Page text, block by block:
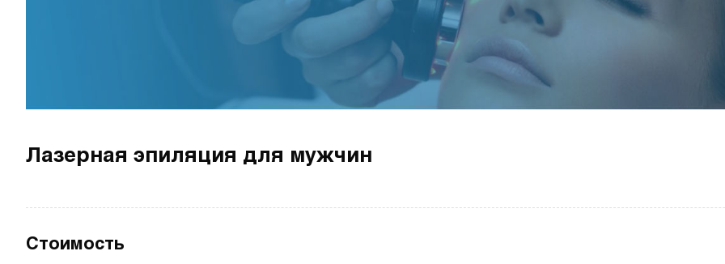
Лазерная эпиляция для мужчин
Стоимость